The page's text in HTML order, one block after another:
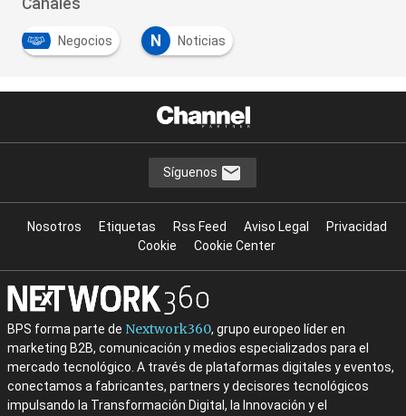
Canales
Negocios N Noticias
Síguenos
Nosotros Etiquetas Rss Feed Aviso Legal
Privacidad
Cookie
Cookie Center
BPS forma parte de Nextwork360, grupo europeo líder en
marketing B2B, comunicación y medios especializados para el
mercado tecnológico. A través de plataformas digitales y eventos,
conectamos a fabricantes, partners y decisores tecnológicos
impulsando la Transformación Digital, la Innovación y el